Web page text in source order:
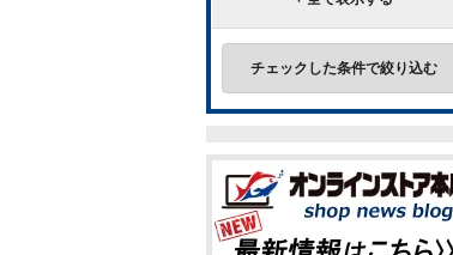
チェックした条件で絞り込む